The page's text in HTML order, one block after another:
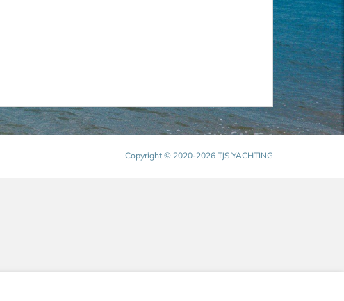
Copyright © 2020-2026 TJS YACHTING